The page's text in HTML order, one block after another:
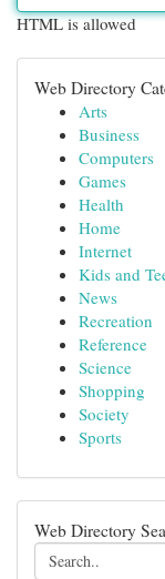
HTML is allowed
Web Directory
Arts
Business
Computers
Games
Health
Home
Internet
Kids and
News
Recreation
Reference
Science
Shopping
Society
Sports
Web Directory